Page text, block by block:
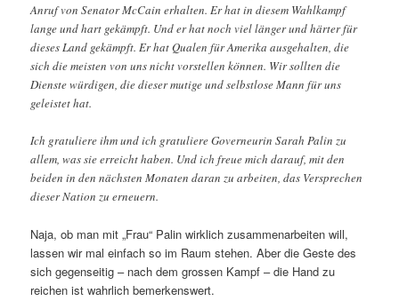
Anruf von Senator McCain erhalten. Er hat in diesem Wahlkampf
lange und hart gekämpft. Und er hat noch viel länger und härter für
dieses Land gekämpft. Er hat Qualen für Amerika ausgehalten, die
sich die meisten von uns nicht vorstellen können. Wir sollten die
Dienste würdigen, die dieser mutige und selbstlose Mann für uns
geleistet hat.
Ich gratuliere ihm und ich gratuliere Governeurin Sarah Palin zu
allem, was sie erreicht haben. Und ich freue mich darauf, mit den
beiden in den nächsten Monaten daran zu arbeiten, das Versprechen
dieser Nation zu erneuern.
Naja, ob man mit „Frau“ Palin wirklich zusammenarbeiten will,
lassen wir mal einfach so im Raum stehen. Aber die Geste des
sich gegenseitig – nach dem grossen Kampf – die Hand zu
reichen ist wahrlich bemerkenswert.